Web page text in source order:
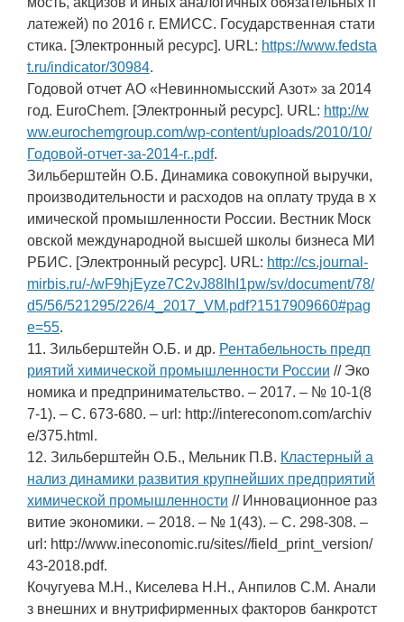
латежей) по 2016 г. ЕМИСС. Государственная стати
стика. [Электронный ресурс]. URL: https://www.fedsta
t.ru/indicator/30984.
Годовой отчет АО «Невинномысский Азот» за 2014
год. EuroChem. [Электронный ресурс]. URL: http://w
ww.eurochemgroup.com/wp-content/uploads/2010/10/
Годовой-отчет-за-2014-г..pdf.
Зильберштейн О.Б. Динамика совокупной выручки,
производительности и расходов на оплату труда в х
имической промышленности России. Вестник Моск
овской международной высшей школы бизнеса МИ
РБИС. [Электронный ресурс]. URL: http://cs.journal-
mirbis.ru/-/wF9hjEyze7C2vJ88IhI1pw/sv/document/78/
d5/56/521295/226/4_2017_VM.pdf?1517909660#pag
e=55.
11. Зильберштейн О.Б. и др. Рентабельность предп
риятий химической промышленности России // Эко
номика и предпринимательство. – 2017. – № 10-1(8
7-1). – С. 673-680. – url: http://intereconom.com/archiv
e/375.html.
12. Зильберштейн О.Б., Мельник П.В. Кластерный а
нализ динамики развития крупнейших предприятий
химической промышленности // Инновационное раз
витие экономики. – 2018. – № 1(43). – С. 298-308. –
url: http://www.ineconomic.ru/sites//field_print_version/
43-2018.pdf.
Кочугуева М.Н., Киселева Н.Н., Анпилов С.М. Анали
з внешних и внутрифирменных факторов банкротст